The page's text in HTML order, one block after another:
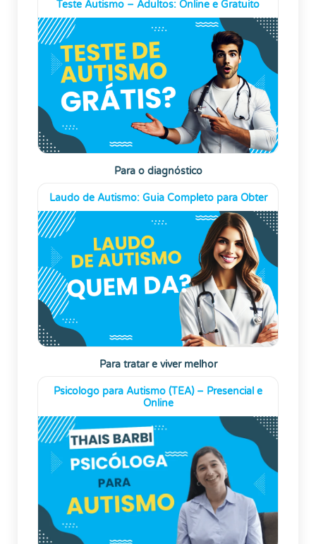
Teste Autismo – Adultos: Online e Gratuito
Para o diagnóstico
Laudo de Autismo: Guia Completo para Obter
Para tratar e viver melhor
Psicologo para Autismo (TEA) – Presencial e
Online